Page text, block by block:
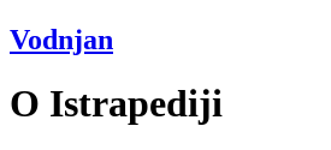
Vodnjan
O Istrapediji